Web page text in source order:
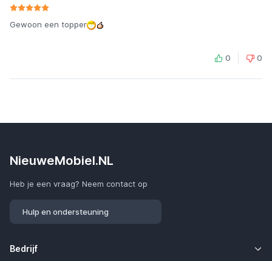
Gewoon een topper
0 0
NieuweMobiel.NL
Heb je een vraag? Neem contact op
Hulp en ondersteuning
Bedrijf